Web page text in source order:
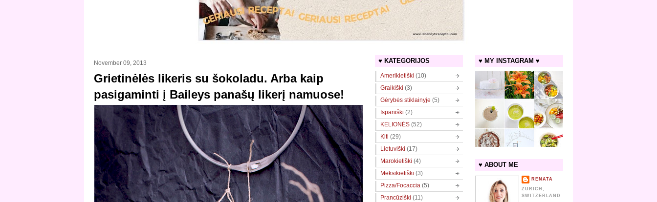
November 09, 2013
Grietinėlės likeris su šokoladu. Arba kaip
pasigaminti į Baileys panašų likerį namuose!
♥ MY INSTAGRAM ♥
♥ ABOUT ME
RENATA
ZURICH,
SWITZERLAND
♥ KATEGORIJOS
Amerikietiški (10)
Graikiški (3)
Gėrybės stiklainyje (5)
Ispaniški (2)
KELIONĖS (52)
Kiti (29)
Lietuviški (17)
Marokietiški (4)
Meksikietiški (3)
Pizza/Focaccia (5)
Prancūziški (11)